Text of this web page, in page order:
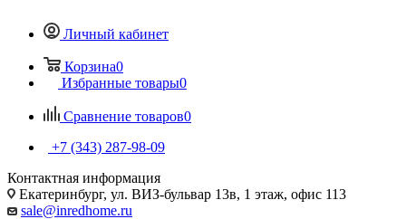
Личный кабинет
Корзина0
Избранные товары0
Сравнение товаров0
+7 (343) 287-98-09
Контактная информация
Екатеринбург, ул. ВИЗ-бульвар 13в, 1 этаж, офис 113
sale@inredhome.ru